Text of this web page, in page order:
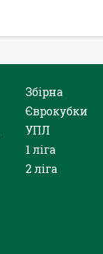
Збірна
Єврокубки
УПЛ
1 ліга
2 ліга